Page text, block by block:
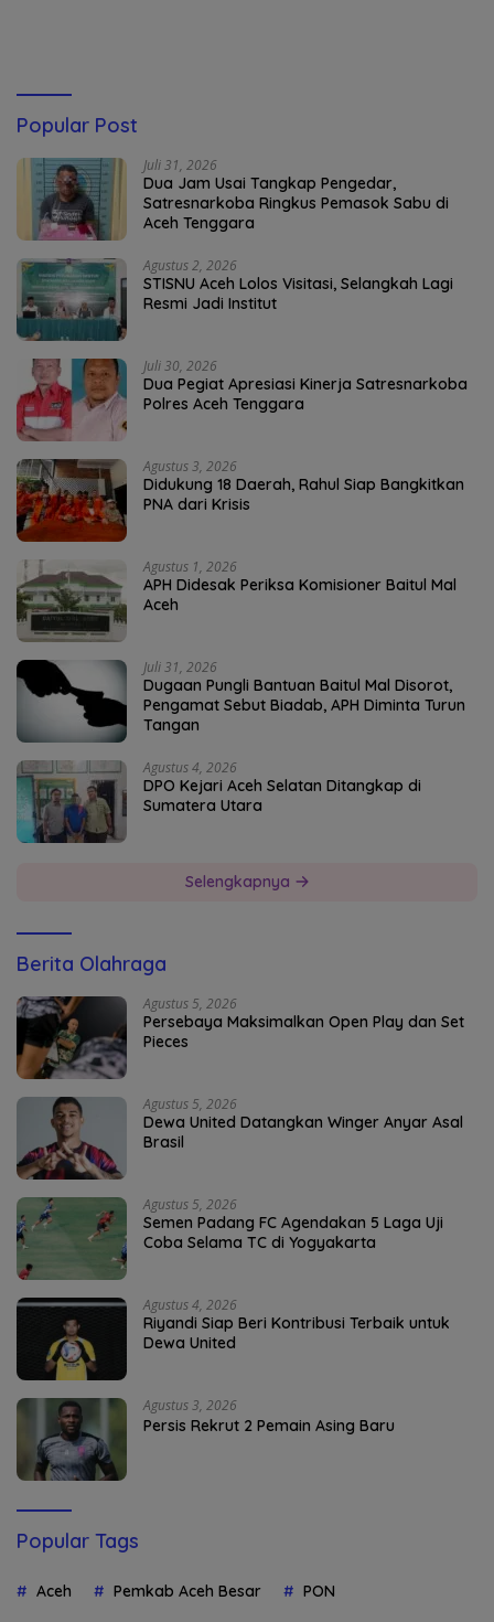
Popular Post
Juli 31, 2026
Dua Jam Usai Tangkap Pengedar,
Satresnarkoba Ringkus Pemasok Sabu di
Aceh Tenggara
Agustus 2, 2026
STISNU Aceh Lolos Visitasi, Selangkah Lagi
Resmi Jadi Institut
Juli 30, 2026
Dua Pegiat Apresiasi Kinerja Satresnarkoba
Polres Aceh Tenggara
Agustus 3, 2026
Didukung 18 Daerah, Rahul Siap Bangkitkan
PNA dari Krisis
Agustus 1, 2026
APH Didesak Periksa Komisioner Baitul Mal
Aceh
Juli 31, 2026
Dugaan Pungli Bantuan Baitul Mal Disorot,
Pengamat Sebut Biadab, APH Diminta Turun
Tangan
Agustus 4, 2026
DPO Kejari Aceh Selatan Ditangkap di
Sumatera Utara
Selengkapnya
Berita Olahraga
Agustus 5, 2026
Persebaya Maksimalkan Open Play dan Set
Pieces
Agustus 5, 2026
Dewa United Datangkan Winger Anyar Asal
Brasil
Agustus 5, 2026
Semen Padang FC Agendakan 5 Laga Uji
Coba Selama TC di Yogyakarta
Agustus 4, 2026
Riyandi Siap Beri Kontribusi Terbaik untuk
Dewa United
Agustus 3, 2026
Persis Rekrut 2 Pemain Asing Baru
Popular Tags
Aceh Pemkab Aceh Besar PON